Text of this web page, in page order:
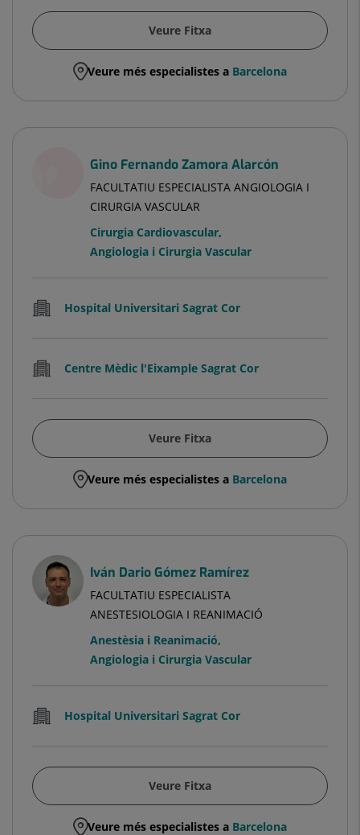
Veure Fitxa
Veure més especialistes a Barcelona
Gino Fernando Zamora Alarcón
FACULTATIU ESPECIALISTA ANGIOLOGIA I
CIRURGIA VASCULAR
Cirurgia Cardiovascular,
Angiologia i Cirurgia Vascular
Hospital Universitari Sagrat Cor
Centre Mèdic l'Eixample Sagrat Cor
Veure Fitxa
Veure més especialistes a Barcelona
Iván Dario Gómez Ramírez
FACULTATIU ESPECIALISTA
ANESTESIOLOGIA I REANIMACIÓ
Anestèsia i Reanimació,
Angiologia i Cirurgia Vascular
Hospital Universitari Sagrat Cor
Veure Fitxa
Veure més especialistes a Barcelona